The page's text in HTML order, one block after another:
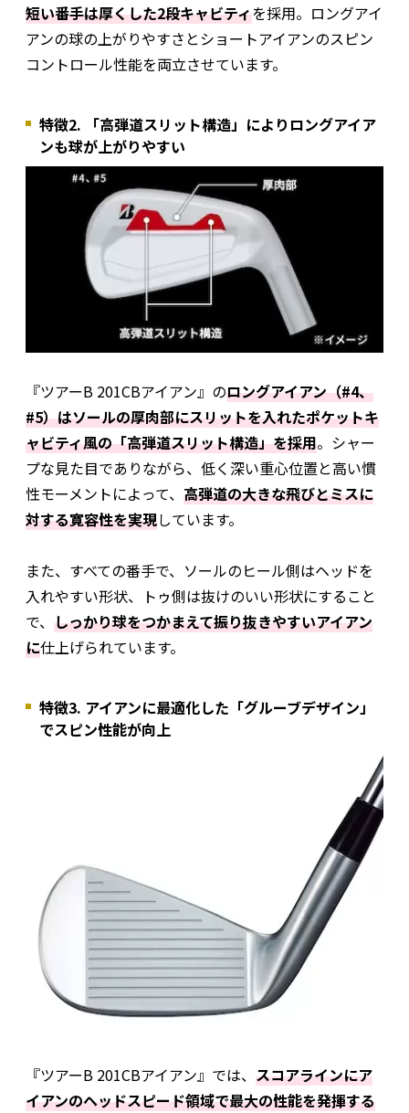
短い番手は厚くした2段キャビティを採用。ロングアイ
アンの球の上がりやすさとショートアイアンのスピン
コントロール性能を両立させています。
特徴2. 「高弾道スリット構造」によりロングアイア
ンも球が上がりやすい
『ツアーB 201CBアイアン』のロングアイアン（#4、
#5）はソールの厚肉部にスリットを入れたポケットキ
ャビティ風の「高弾道スリット構造」を採用。シャー
プな見た目でありながら、低く深い重心位置と高い慣
性モーメントによって、 高弾道の大きな飛びとミスに
対する寛容性を実現しています。
また、すべての番手で、ソールのヒール側はヘッドを
入れやすい形状、トゥ側は抜けのいい形状にすること
で、 しっかり球をつかまえて振り抜きやすいアイアン
に仕上げられています。
特徴3. アイアンに最適化した「グルーブデザイン」
でスピン性能が向上
『ツアーB 201CBアイアン』では、 スコアラインにア
イアンのヘッドスピード領域で最大の性能を発揮する